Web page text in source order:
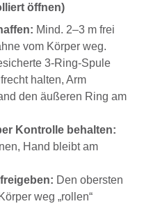
öffnen)
Mind. 2–3 m frei
vom Körper weg.
3-Ring-Spule
halten, Arm
den äußeren Ring am
Kontrolle behalten:
Hand bleibt am
Den obersten
weg „rollen“